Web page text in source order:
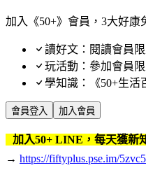
加入《50+》會員，3大好康
讀好文：閱讀會員
玩活動：參加會員
學知識：《50+生活
會員登入 加入會員
加入50+ LINE，每天獲新
→ https://fiftyplus.pse.im/